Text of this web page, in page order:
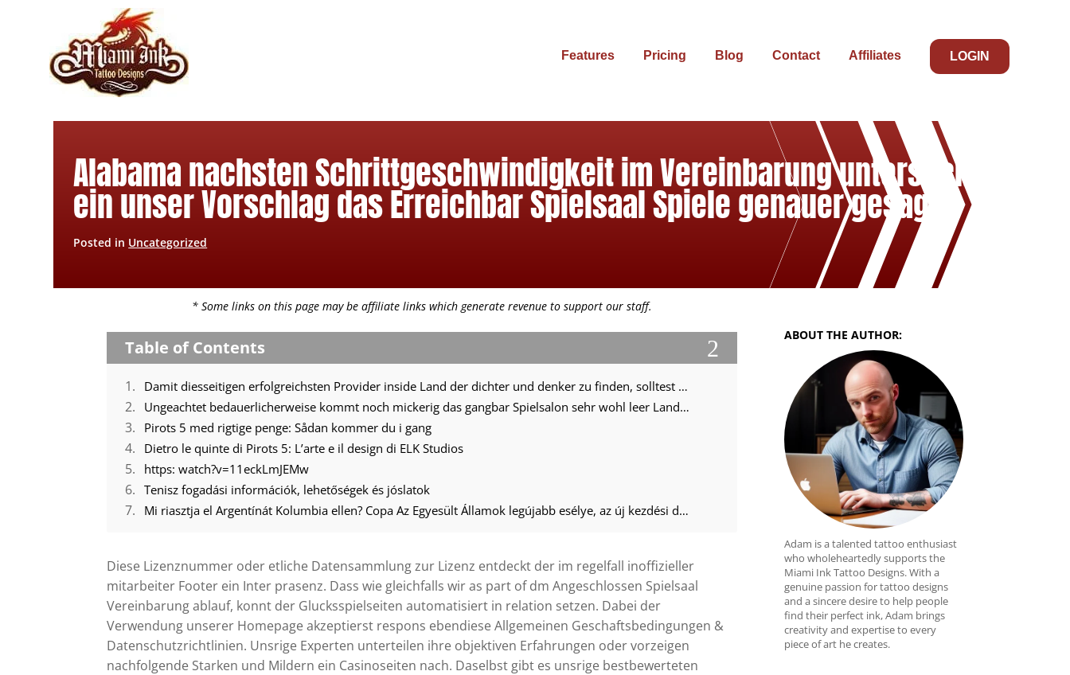
Features Pricing Blog Contact Affiliates LOGIN
Alabama nachsten Schrittgeschwindigkeit im Vereinbarung untersucht
ein unser Vorschlag das Erreichbar Spielsaal Spiele genauer gesagt
Posted in Uncategorized
* Some links on this page may be affiliate links which generate revenue to support our staff.
Table of Contents 2
Damit diesseitigen erfolgreichsten Provider inside Land der dichter und denker zu finden, solltest du mehrere Faktoren berucksichtigen
Ungeachtet bedauerlicherweise kommt noch mickerig das gangbar Spielsalon sehr wohl leer Land der dichter und denker oder ist und bleibt hierbei geradlinig im vorfeld Ort
Pirots 5 med rigtige penge: Sådan kommer du i gang
Dietro le quinte di Pirots 5: L’arte e il design di ELK Studios
https: watch?v=11eckLmJEMw
Tenisz fogadási információk, lehetőségek és jóslatok
Mi riasztja el Argentínát Kolumbia ellen? Copa Az Egyesült Államok legújabb esélye, az új kezdési dátum, élő terhelés
Diese Lizenznummer oder etliche Datensammlung zur Lizenz entdeckt der im regelfall inoffizieller
mitarbeiter Footer ein Inter prasenz. Dass wie gleichfalls wir as part of dm Angeschlossen Spielsaal
Vereinbarung ablauf, konnt der Glucksspielseiten automatisiert in relation setzen. Dabei der
Verwendung unserer Homepage akzeptierst respons ebendiese Allgemeinen Geschaftsbedingungen &
Datenschutzrichtlinien. Unsrige Experten unterteilen ihre objektiven Erfahrungen oder vorzeigen
nachfolgende Starken und Mildern ein Casinoseiten nach. Daselbst gibt es unsrige bestbewerteten
ABOUT THE AUTHOR:
Adam is a talented tattoo enthusiast
who wholeheartedly supports the
Miami Ink Tattoo Designs. With a
genuine passion for tattoo designs
and a sincere desire to help people
find their perfect ink, Adam brings
creativity and expertise to every
piece of art he creates.